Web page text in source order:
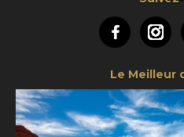
Facebook
Le Meilleur